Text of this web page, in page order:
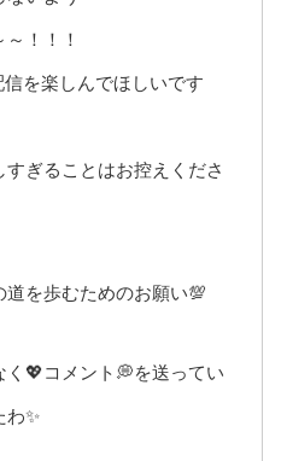
！！！
を楽しんでほしいです
ぎることはお控えくださ
を歩むためのお願い💯
💖コメント💭を送ってい
わ✨